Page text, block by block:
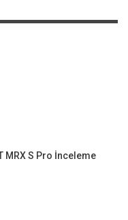
MRX S Pro İnceleme